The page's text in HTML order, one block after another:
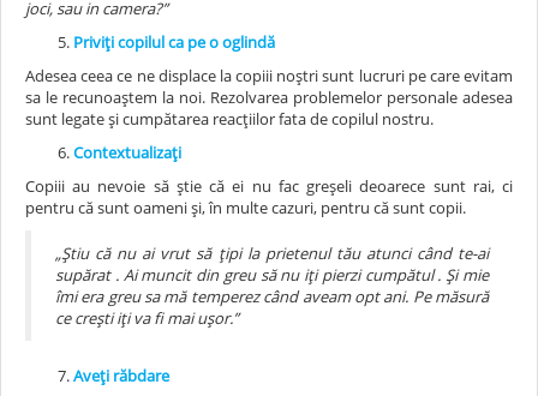
joci, sau in camera?”
Priviți copilul ca pe o oglindă
Adesea ceea ce ne displace la copiii noștri sunt lucruri pe care evitam
sa le recunoaștem la noi. Rezolvarea problemelor personale adesea
sunt legate și cumpătarea reacțiilor fata de copilul nostru.
Contextualizați
Copiii au nevoie să știe că ei nu fac greșeli deoarece sunt rai, ci
pentru că sunt oameni și, în multe cazuri, pentru că sunt copii.
„Știu că nu ai vrut să țipi la prietenul tău atunci când te-ai
supărat . Ai muncit din greu să nu iți pierzi cumpătul . Și mie
îmi era greu sa mă temperez când aveam opt ani. Pe măsură
ce crești iți va fi mai ușor.”
Aveți răbdare